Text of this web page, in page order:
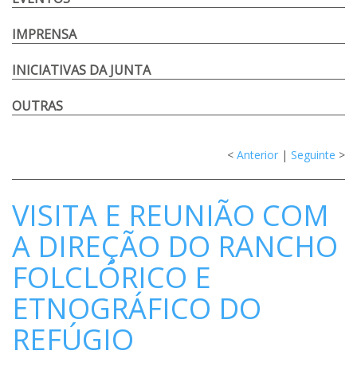
IMPRENSA
INICIATIVAS DA JUNTA
OUTRAS
< Anterior | Seguinte >
VISITA E REUNIÃO COM
A DIREÇÃO DO RANCHO
FOLCLÓRICO E
ETNOGRÁFICO DO
REFÚGIO